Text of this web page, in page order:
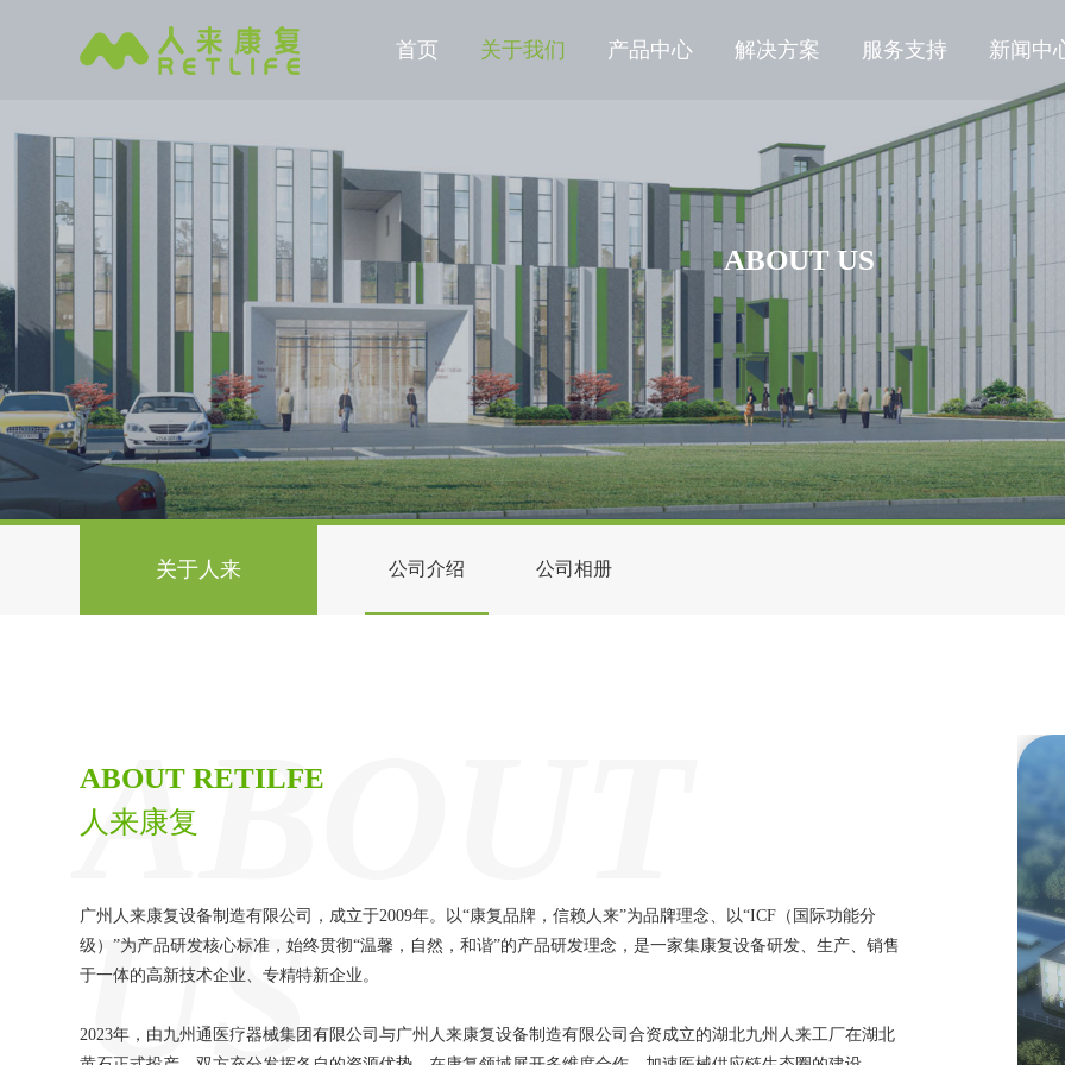
首页 关于我们 产品中心 解决方案 服务支持 新闻中
ABOUT US
关于人来 公司介绍 公司相册
ABOUT
US
ABOUT RETILFE
人来康复
广州人来康复设备制造有限公司，成立于2009年。以“康复品牌，信赖人来”为品牌理念、以“ICF（国际功能分
级）”为产品研发核心标准，始终贯彻“温馨，自然，和谐”的产品研发理念，是一家集康复设备研发、生产、销售
于一体的高新技术企业、专精特新企业。
2023年，由九州通医疗器械集团有限公司与广州人来康复设备制造有限公司合资成立的湖北九州人来工厂在湖北